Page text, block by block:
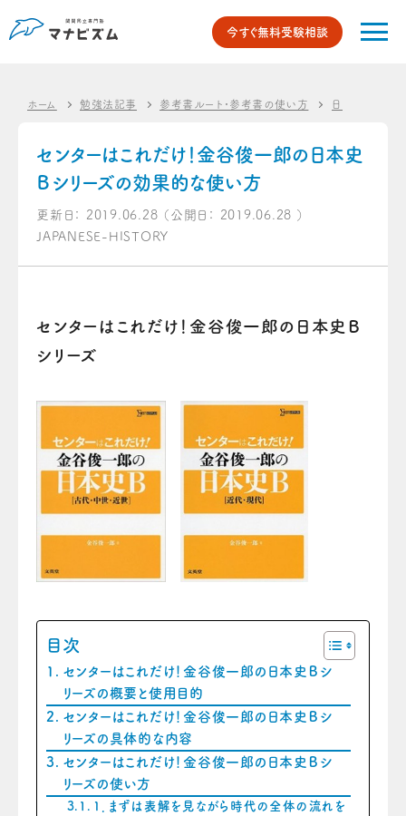
今すぐ無料受験相談
ホーム 勉強法記事 参考書ルート・参考書の使い方 日本史のオス
センターはこれだけ！金谷俊一郎の日本史
Ｂシリーズの効果的な使い方
更新日： 2019.06.28 （公開日： 2019.06.28 ）
JAPANESE-HISTORY
センターはこれだけ！金谷俊一郎の日本史Ｂ
シリーズ
目次
センターはこれだけ！金谷俊一郎の日本史Ｂシ
リーズの概要と使用目的
センターはこれだけ！金谷俊一郎の日本史Ｂシ
リーズの具体的な内容
センターはこれだけ！金谷俊一郎の日本史Ｂシ
リーズの使い方
１．まずは表解を見ながら時代の全体の流れを